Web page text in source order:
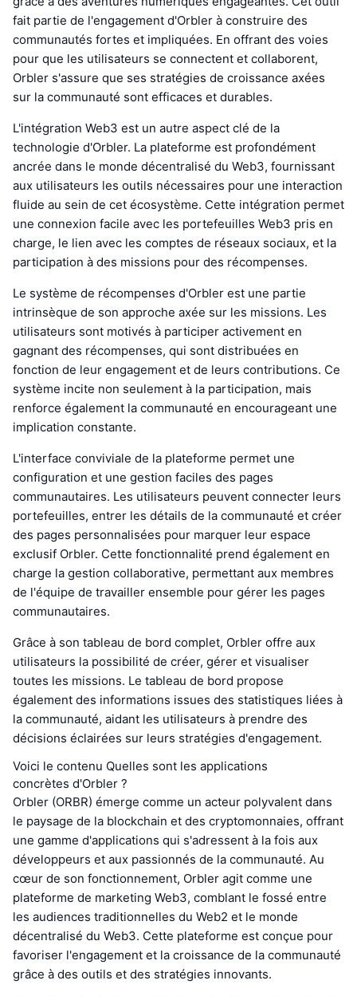
fait partie de l'engagement d'Orbler à construire des
communautés fortes et impliquées. En offrant des voies
pour que les utilisateurs se connectent et collaborent,
Orbler s'assure que ses stratégies de croissance axées
sur la communauté sont efficaces et durables.
L'intégration Web3 est un autre aspect clé de la
technologie d'Orbler. La plateforme est profondément
ancrée dans le monde décentralisé du Web3, fournissant
aux utilisateurs les outils nécessaires pour une interaction
fluide au sein de cet écosystème. Cette intégration permet
une connexion facile avec les portefeuilles Web3 pris en
charge, le lien avec les comptes de réseaux sociaux, et la
participation à des missions pour des récompenses.
Le système de récompenses d'Orbler est une partie
intrinsèque de son approche axée sur les missions. Les
utilisateurs sont motivés à participer activement en
gagnant des récompenses, qui sont distribuées en
fonction de leur engagement et de leurs contributions. Ce
système incite non seulement à la participation, mais
renforce également la communauté en encourageant une
implication constante.
L'interface conviviale de la plateforme permet une
configuration et une gestion faciles des pages
communautaires. Les utilisateurs peuvent connecter leurs
portefeuilles, entrer les détails de la communauté et créer
des pages personnalisées pour marquer leur espace
exclusif Orbler. Cette fonctionnalité prend également en
charge la gestion collaborative, permettant aux membres
de l'équipe de travailler ensemble pour gérer les pages
communautaires.
Grâce à son tableau de bord complet, Orbler offre aux
utilisateurs la possibilité de créer, gérer et visualiser
toutes les missions. Le tableau de bord propose
également des informations issues des statistiques liées à
la communauté, aidant les utilisateurs à prendre des
décisions éclairées sur leurs stratégies d'engagement.
Voici le contenu Quelles sont les applications
concrètes d'Orbler ?
Orbler (ORBR) émerge comme un acteur polyvalent dans
le paysage de la blockchain et des cryptomonnaies, offrant
une gamme d'applications qui s'adressent à la fois aux
développeurs et aux passionnés de la communauté. Au
cœur de son fonctionnement, Orbler agit comme une
plateforme de marketing Web3, comblant le fossé entre
les audiences traditionnelles du Web2 et le monde
décentralisé du Web3. Cette plateforme est conçue pour
favoriser l'engagement et la croissance de la communauté
grâce à des outils et des stratégies innovants.